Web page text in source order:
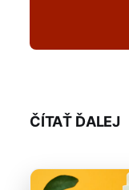
ČÍTAŤ ĎALEJ